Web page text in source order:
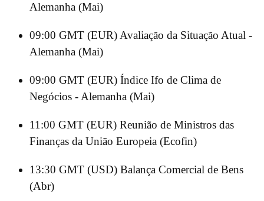
Alemanha (Mai)
09:00 GMT (EUR) Avaliação da Situação Atual -
Alemanha (Mai)
09:00 GMT (EUR) Índice Ifo de Clima de
Negócios - Alemanha (Mai)
11:00 GMT (EUR) Reunião de Ministros das
Finanças da União Europeia (Ecofin)
13:30 GMT (USD) Balança Comercial de Bens
(Abr)